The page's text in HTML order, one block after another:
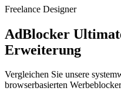
Freelance Designer
AdBlocker
Erweiterung
Vergleichen Sie unsere
browserbasierten